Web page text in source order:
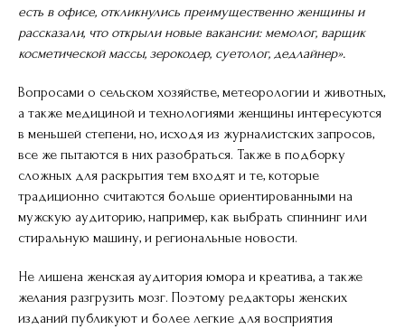
есть в офисе, откликнулись преимущественно женщины и
рассказали, что открыли новые вакансии: мемолог, варщик
косметической массы, зерокодер, суетолог, дедлайнер».
Вопросами о сельском хозяйстве, метеорологии и животных,
а также медициной и технологиями женщины интересуются
в меньшей степени, но, исходя из журналистских запросов,
все же пытаются в них разобраться. Также в подборку
сложных для раскрытия тем входят и те, которые
традиционно считаются больше ориентированными на
мужскую аудиторию, например, как выбрать спиннинг или
стиральную машину, и региональные новости.
Не лишена женская аудитория юмора и креатива, а также
желания разгрузить мозг. Поэтому редакторы женских
изданий публикуют и более легкие для восприятия